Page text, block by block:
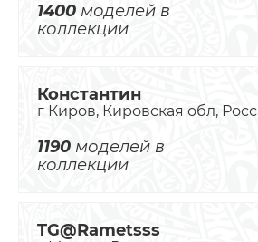
1400 моделей в
коллекции
Константин
г Киров, Кировская обл,
1190 моделей в
коллекции
TG@Rametsss